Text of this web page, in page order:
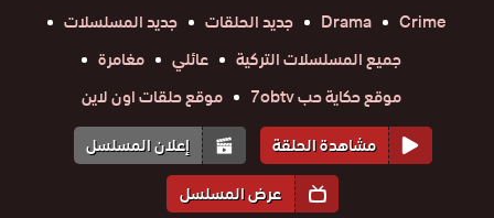
Crime
Drama جديد الحلقات
جديد المسلسلات
جميع المسلسلات التركية
عائلي
مغامرة
موقع حكاية حب 7obtv
موقع حلقات اون لاين
مشاهدة الحلقة
إعلان المسلسل
عرض المسلسل